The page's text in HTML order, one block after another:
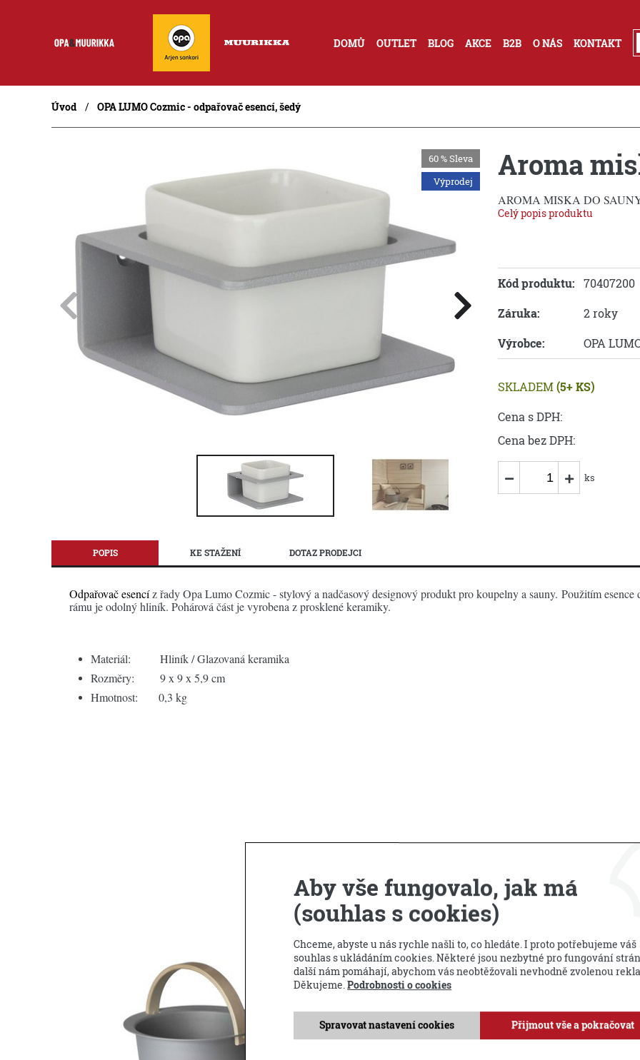
DOMŮ OUTLET BLOG AKCE B2B O NÁS KONTAKT
Úvod OPA LUMO Cozmic - odpařovač esencí, šedý
Aroma
AROMA MISKA DO
Celý popis produktu
60 %Sleva
Výprodej
Kód produktu: 70407200
Záruka:
2 roky
Výrobce:
OPA
SKLADEM(5+ KS)
Cena s DPH:
Cena bez DPH:
ks
POPIS KE STAŽENÍ DOTAZ PRODEJCI
Odpařovač esencíz řady Opa Lumo Cozmic - stylový a nadčasový designový produkt pro koupelny a sauny. Použitím
rámu je odolný hliník. Pohárová část je vyrobena z prosklené keramiky.
Materiál: Hliník / Glazovaná keramika
Rozměry: 9 x 9 x 5,9 cm
Hmotnost: 0,3 kg
Příbuzné produkty
Výprodej
Aby vše fungovalo, jak má
(souhlas s cookies)
Chceme, abyste u nás rychle našli to, co hledáte. I proto potřebujeme váš
souhlas s ukládáním cookies. Některé jsou nezbytné pro fungování
další nám pomáhají, abychom vás neobtěžovali nevhodně zvolenou
Děkujeme.Podrobnosti o cookies
Spravovat nastavení cookies Přijmout vše a pokračovat